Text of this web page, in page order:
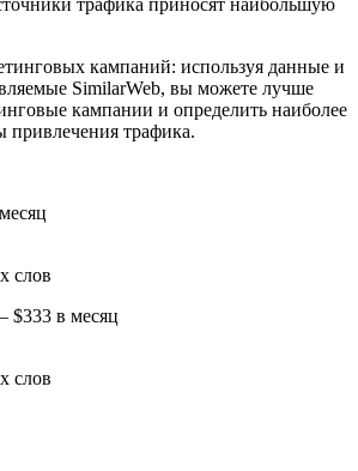
кампаний: используя данные и
SimilarWeb, вы можете лучше
кампании и определить наиболее
привлечения трафика.
слов
$333 в месяц
слов